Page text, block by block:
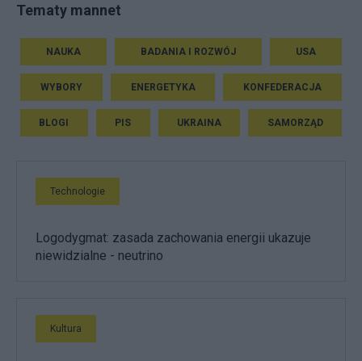
Tematy mannet
NAUKA BADANIA I ROZWÓJ USA
WYBORY ENERGETYKA KONFEDERACJA
BLOGI PIS UKRAINA SAMORZĄD
Technologie
Logodygmat: zasada zachowania energii ukazuje
niewidzialne - neutrino
Kultura